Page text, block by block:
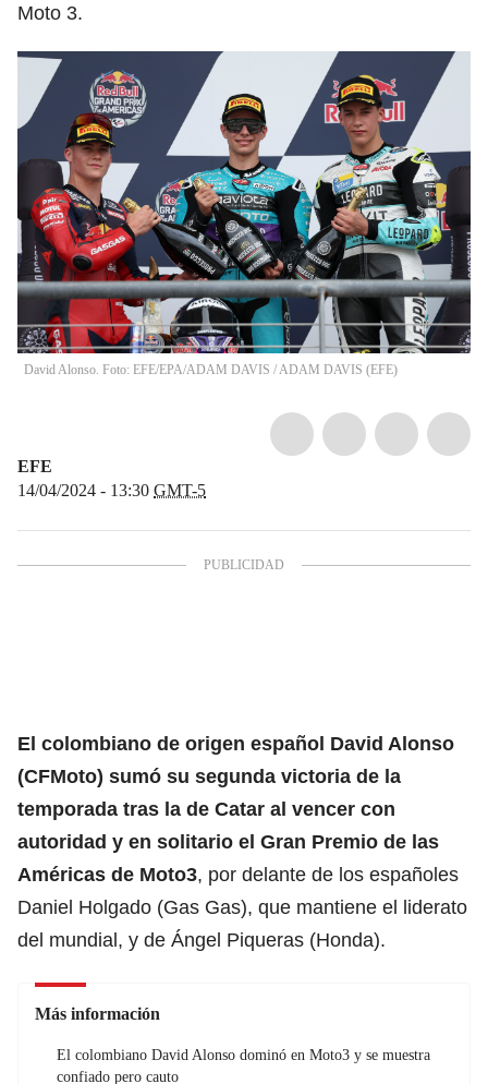
Moto 3.
David Alonso. Foto: EFE/EPA/ADAM DAVIS /ADAM DAVIS (EFE)
EFE
14/04/2024 - 13:30 GMT-5
El colombiano de origen español David Alonso
(CFMoto) sumó su segunda victoria de la
temporada tras la de Catar al vencer con
autoridad y en solitario el Gran Premio de las
Américas de Moto3, por delante de los españoles
Daniel Holgado (Gas Gas), que mantiene el liderato
del mundial, y de Ángel Piqueras (Honda).
Más información
El colombiano David Alonso dominó en Moto3 y se muestra
confiado pero cauto